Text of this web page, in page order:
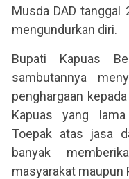
Musda DAD
mengundurkan diri.
Bupati Kapuas
sambutannya
penghargaan
Kapuas yang
Toepak atas jasa
banyak
masyarakat maupun